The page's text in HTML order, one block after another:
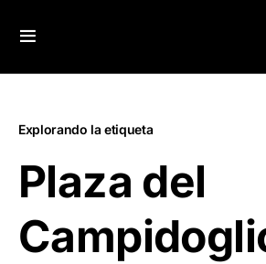
Explorando la etiqueta
Plaza del